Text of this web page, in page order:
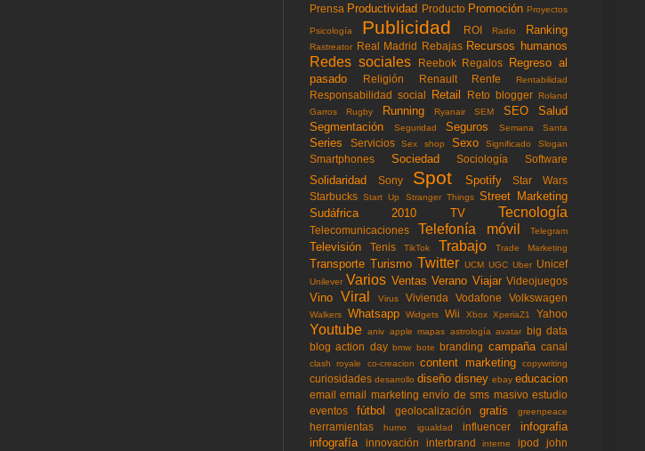
Prensa Productividad Producto Promoción Proyectos
Psicología Publicidad ROI Radio Ranking
Rastreator Real Madrid Rebajas Recursos humanos
Redes sociales Reebok Regalos
Regreso al
pasado
Religión Renault Renfe Rentabilidad
Responsabilidad social Retail Reto blogger Roland
Garros
Rugby Running Ryanair SEM SEO
Salud
Segmentación
Seguridad Seguros Semana Santa
Series Servicios Sex shop Sexo Significado Slogan
Smartphones Sociedad Sociología Software
Solidaridad Sony Spot Spotify
Star Wars
Starbucks Start Up Stranger Things Street Marketing
Sudáfrica 2010
TV Tecnología
Telecomunicaciones Telefonía móvil Telegram
Televisión Tenis TikTok Trabajo Trade Marketing
Transporte Turismo Twitter UCM UGC Uber Unicef
Unilever Varios Ventas Verano Viajar Videojuegos
Vino Viral Virus Vivienda Vodafone Volkswagen
Walkers Whatsapp Widgets Wii Xbox XperiaZ1 Yahoo
Youtube aniv apple mapas astrología avatar big data
blog action day bmw bote branding campaña canal
clash royale co-creacion content marketing copywriting
curiosidades desarrollo diseño disney ebay educacion
email email marketing envío de sms masivo estudio
eventos
fútbol geolocalización gratis greenpeace
herramientas humo igualdad influencer
infografia
infografía
innovación interbrand interne ipod
john